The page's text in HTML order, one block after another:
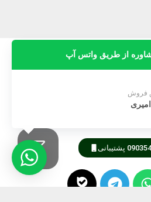
جمالزاده پلاک 130 واحد3
پشتیبانی
از طریق واتس آپ
فروش